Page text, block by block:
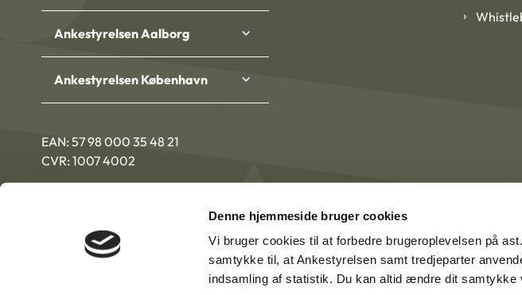
Denne hjemmeside bruger cookies
Vi bruger cookies til at forbedre brugeroplevelsen på
samtykke til, at Ankestyrelsen samt tredjeparter
indsamling af statistik. Du kan altid ændre dit samtykke
Ankestyrelsen Aalborg
Ankestyrelsen København
EAN: 57 98 000 35 48 21
CVR: 1007 4002